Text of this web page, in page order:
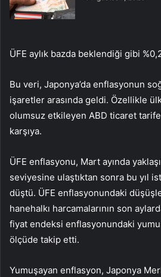
ÜFE aylık bazda beklendiği gibi
Bu veri, Japonya’da enflasyonun
işaretler arasında geldi. Özellikle
olumsuz etkileyen ABD ticaret
karşıya.
ÜFE enflasyonu, Mart ayında
seviyesine ulaştıktan sonra bu yıl
düştü. ÜFE enflasyonundaki
hanehalkı harcamalarının son
fiyat endeksi enflasyonundaki
ölçüde takip etti.
Yumuşayan enflasyon, Japonya